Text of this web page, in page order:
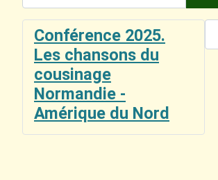
Conférence 2025.
Les chansons du
cousinage
Normandie -
Amérique du Nord